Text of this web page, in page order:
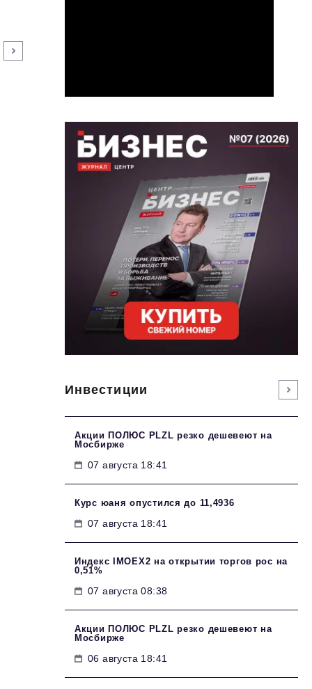
Инвестиции
Акции ПОЛЮС PLZL резко дешевеют на
Мосбирже
07 августа 18:41
Курс юаня опустился до 11,4936
07 августа 18:41
Индекс IMOEX2 на открытии торгов рос на
0,51%
07 августа 08:38
Акции ПОЛЮС PLZL резко дешевеют на
Мосбирже
06 августа 18:41